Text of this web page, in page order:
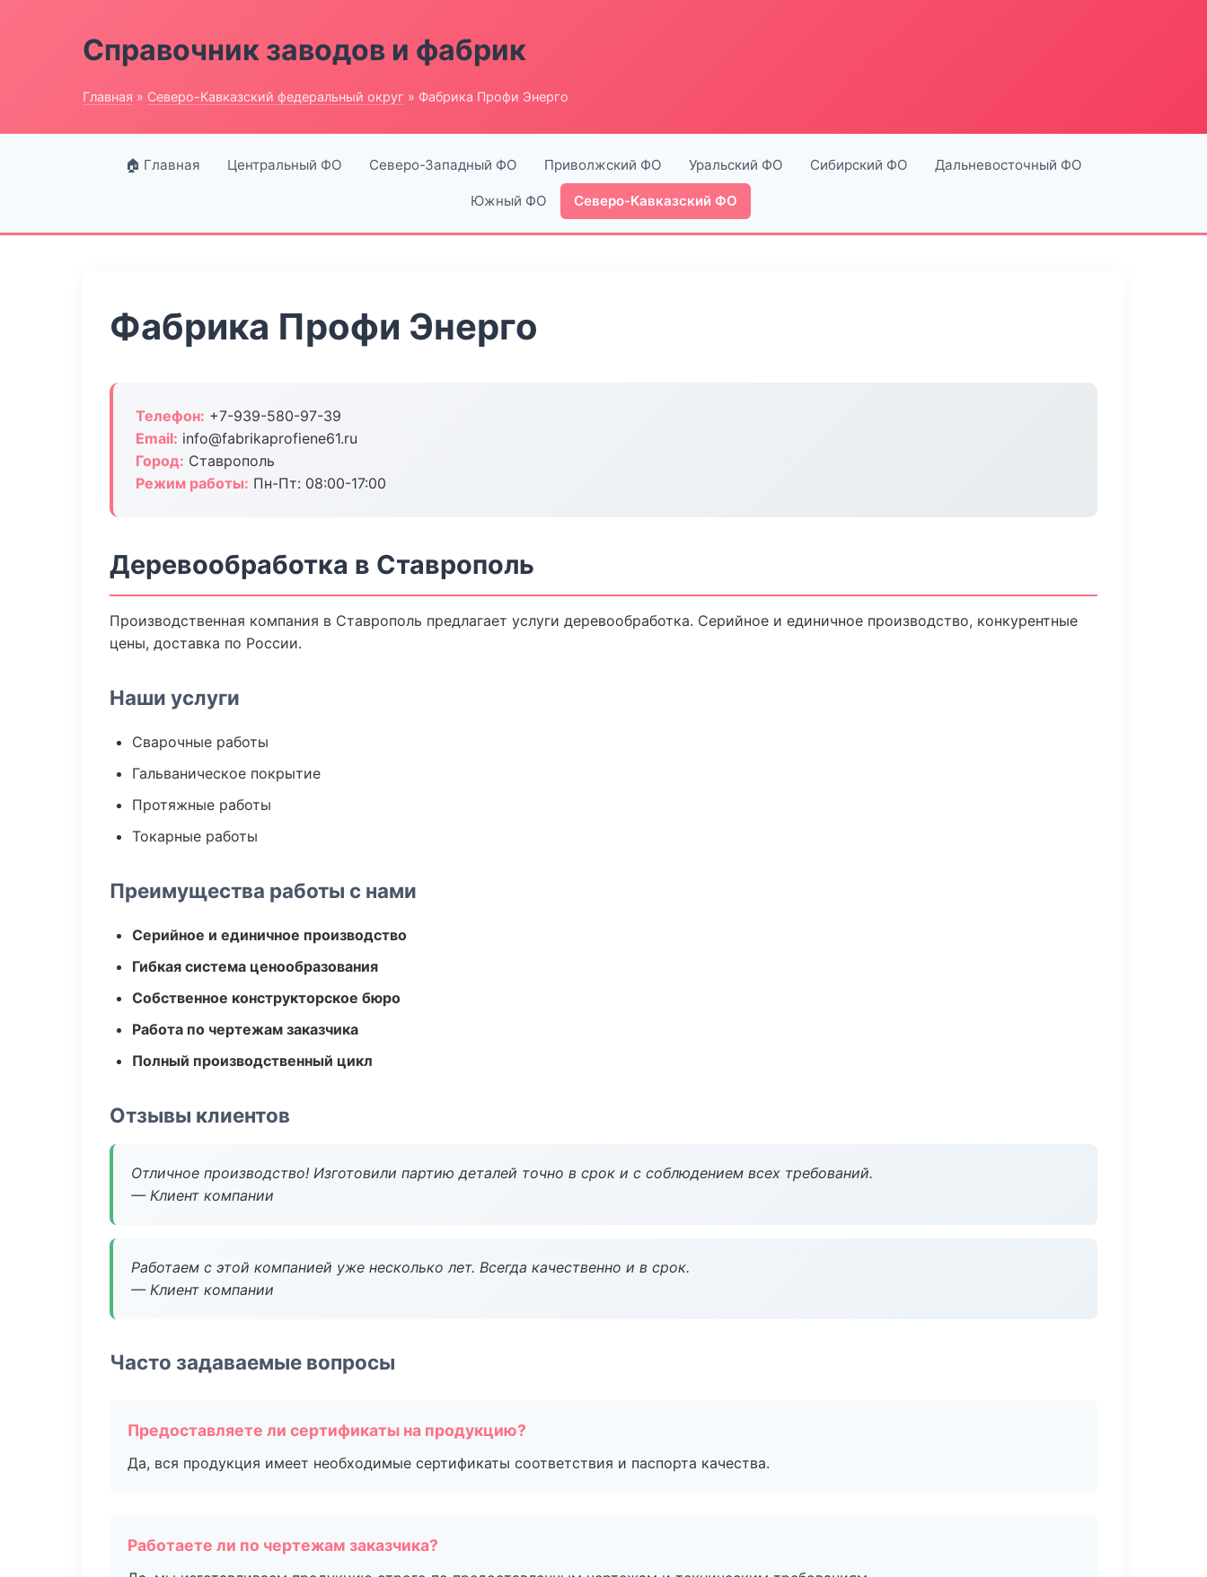
Справочник заводов и фабрик
Главная » Северо-Кавказский федеральный округ » Фабрика Профи Энерго
🏠 Главная Центральный ФО Северо-Западный ФО Приволжский ФО Уральский ФО Сибирский ФО Дальневосточный ФО
Южный ФО Северо-Кавказский ФО
Фабрика Профи Энерго
Телефон: +7-939-580-97-39
Email: info@fabrikaprofiene61.ru
Город: Ставрополь
Режим работы: Пн-Пт: 08:00-17:00
Деревообработка в Ставрополь
Производственная компания в Ставрополь предлагает услуги деревообработка. Серийное и единичное производство, конкурентные
цены, доставка по России.
Наши услуги
Сварочные работы
Гальваническое покрытие
Протяжные работы
Токарные работы
Преимущества работы с нами
Серийное и единичное производство
Гибкая система ценообразования
Собственное конструкторское бюро
Работа по чертежам заказчика
Полный производственный цикл
Отзывы клиентов
Отличное производство! Изготовили партию деталей точно в срок и с соблюдением всех требований.
— Клиент компании
Работаем с этой компанией уже несколько лет. Всегда качественно и в срок.
— Клиент компании
Часто задаваемые вопросы
Предоставляете ли сертификаты на продукцию?
Да, вся продукция имеет необходимые сертификаты соответствия и паспорта качества.
Работаете ли по чертежам заказчика?